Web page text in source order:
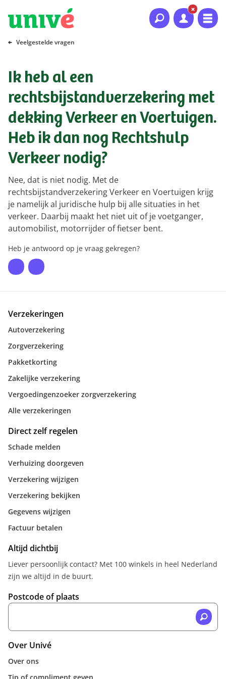
Naar hoofdinhoud
Naar hoofdnavigatie
Naar footer
Veelgestelde vragen
Ik heb al een
rechtsbijstandverzekering met
dekking Verkeer en Voertuigen.
Heb ik dan nog Rechtshulp
Verkeer nodig?
Nee, dat is niet nodig. Met de
rechtsbijstandverzekering Verkeer en Voertuigen krijg
je namelijk al juridische hulp bij alle situaties in het
verkeer. Daarbij maakt het niet uit of je voetganger,
automobilist, motorrijder of fietser bent.
Heb je antwoord op je vraag gekregen?
Verzekeringen
Autoverzekering
Zorgverzekering
Pakketkorting
Zakelijke verzekering
Vergoedingenzoeker zorgverzekering
Alle verzekeringen
Direct zelf regelen
Schade melden
Verhuizing doorgeven
Verzekering wijzigen
Verzekering bekijken
Gegevens wijzigen
Factuur betalen
Altijd dichtbij
Liever persoonlijk contact? Met 100 winkels in heel Nederland
zijn we altijd in de buurt.
Postcode of plaats
Over Univé
Over ons